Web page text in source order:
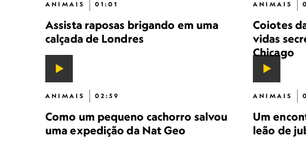
ANIMAIS 01:01
Assista raposas brigando em uma
calçada de Londres
ANIMAIS
Coiotes
vidas
Chicago
ANIMAIS 02:59
Como um pequeno cachorro salvou
uma expedição da Nat Geo
ANIMAIS
Um
leão de